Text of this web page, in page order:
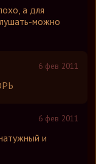
а для
можно
6 фев 2011
6 фев 2011
и